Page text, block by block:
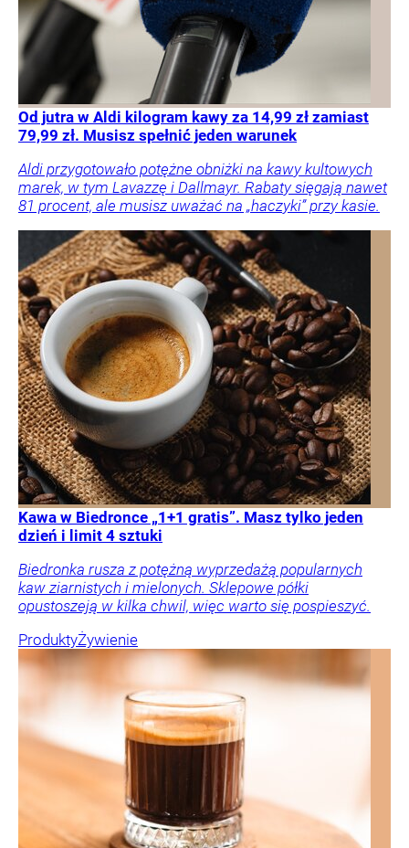
Od jutra w Aldi kilogram kawy za 14,99 zł zamiast
79,99 zł. Musisz spełnić jeden warunek
Aldi przygotowało potężne obniżki na kawy kultowych
marek, w tym Lavazzę i Dallmayr. Rabaty sięgają nawet
81 procent, ale musisz uważać na „haczyki” przy kasie.
Kawa w Biedronce „1+1 gratis”. Masz tylko jeden
dzień i limit 4 sztuki
Biedronka rusza z potężną wyprzedażą popularnych
kaw ziarnistych i mielonych. Sklepowe półki
opustoszeją w kilka chwil, więc warto się pospieszyć.
ProduktyŻywienie